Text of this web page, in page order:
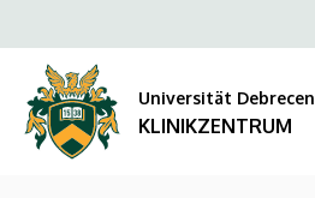
für
Innere
Medizin
zum
Inhalt
Universität Debrecen
KLINIKZENTRUM